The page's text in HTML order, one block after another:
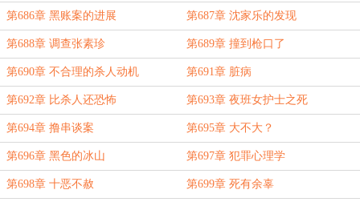
第686章 黑账案的进展 第687章 沈家乐的发现
第688章 调查张素珍 第689章 撞到枪口了
第690章 不合理的杀人动机 第691章 脏病
第692章 比杀人还恐怖 第693章 夜班女护士之死
第694章 撸串谈案 第695章 大不大？
第696章 黑色的冰山 第697章 犯罪心理学
第698章 十恶不赦 第699章 死有余辜